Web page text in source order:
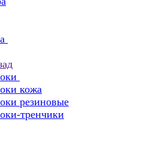
кожа
резиновые
тренчики